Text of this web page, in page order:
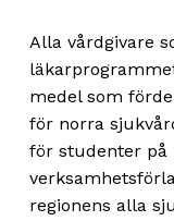
Alla vårdgivare
medel som
för norra
för studenter på
regionens alla